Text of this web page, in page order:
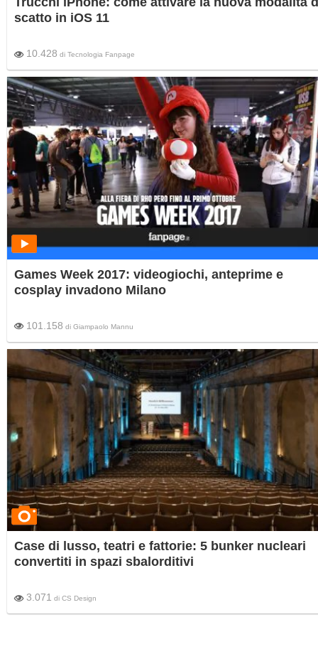
scatto in iOS 11
10.428 di Tecnologia Fanpage
Games Week 2017: videogiochi, anteprime e
cosplay invadono Milano
101.158 di Giampaolo Mannu
Case di lusso, teatri e fattorie: 5 bunker nucleari
convertiti in spazi sbalorditivi
3.071 di CS Design